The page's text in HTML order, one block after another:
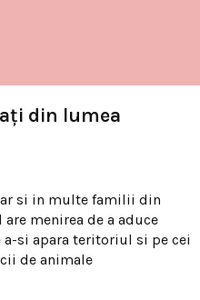
din lumea
si in multe familii din
menirea de a aduce
a-si apara teritoriul si pe cei
de animale